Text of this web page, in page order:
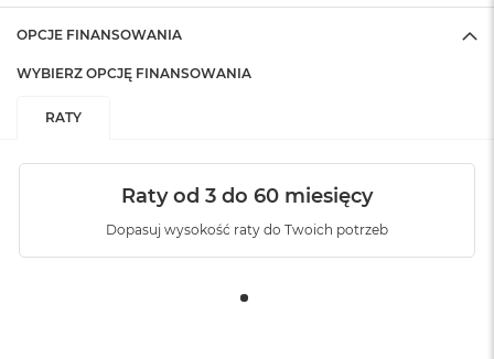
OPCJE FINANSOWANIA
WYBIERZ OPCJĘ FINANSOWANIA
RATY
Raty od 3 do 60 miesięcy
Dopasuj wysokość raty do Twoich potrzeb